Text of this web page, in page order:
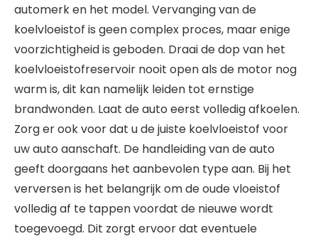
automerk en het model. Vervanging van de
koelvloeistof is geen complex proces, maar enige
voorzichtigheid is geboden. Draai de dop van het
koelvloeistofreservoir nooit open als de motor nog
warm is, dit kan namelijk leiden tot ernstige
brandwonden. Laat de auto eerst volledig afkoelen.
Zorg er ook voor dat u de juiste koelvloeistof voor
uw auto aanschaft. De handleiding van de auto
geeft doorgaans het aanbevolen type aan. Bij het
verversen is het belangrijk om de oude vloeistof
volledig af te tappen voordat de nieuwe wordt
toegevoegd. Dit zorgt ervoor dat eventuele